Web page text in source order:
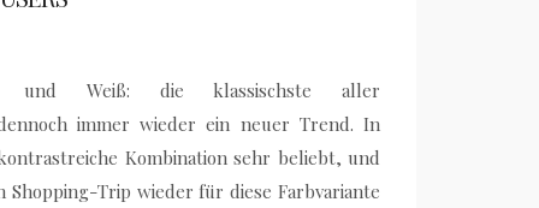
Weiß: die klassischste aller
immer wieder ein neuer Trend. In
Kombination sehr beliebt, und
Shopping-Trip wieder für diese Farbvariante